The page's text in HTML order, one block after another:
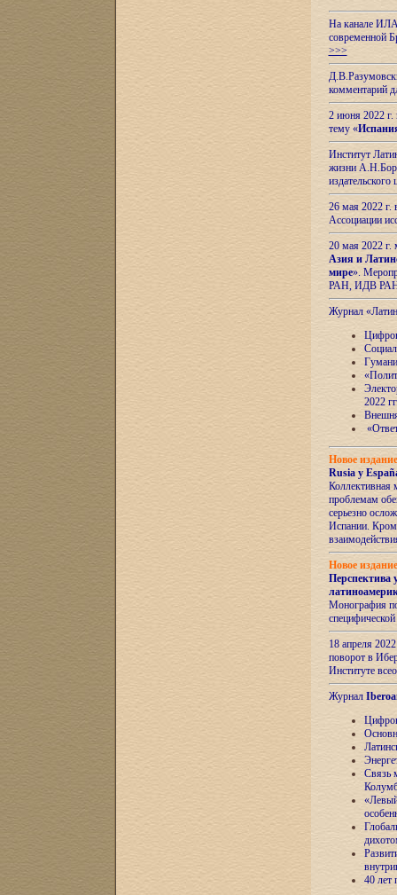
На канале ИЛА
современной
>>>
комментарий
2 июня 2022 г.
тему «
Институт
жизни
26 мая 2022
Ассоциации
20 мая 2022
Азия и
мире».
РАН, ИДВ
Журнал
2022
Новое
Rusia y
Коллективная
проблемам
серьезно
Испании.
Новое
Перспектива
Монография
18 апреля
поворот в
Институте
Журнал
Связь
40 лет